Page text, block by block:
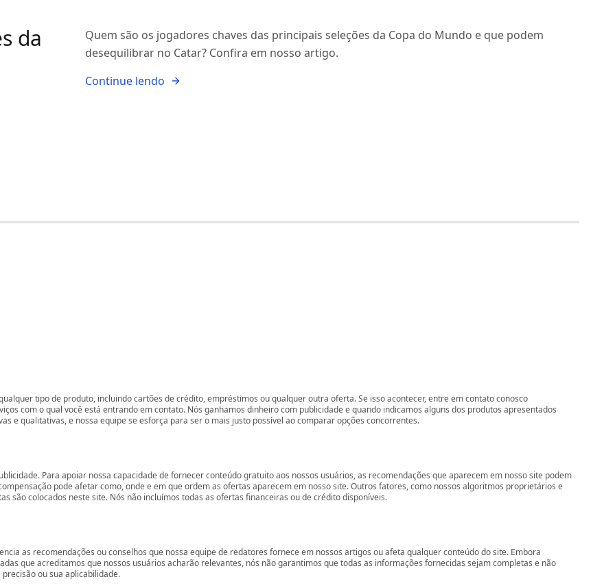
da
Quem são os jogadores chaves das principais seleções da Copa do Mundo e que podem
desequilibrar no Catar? Confira em nosso artigo.
Continue lendo
tipo de produto, incluindo cartões de crédito, empréstimos ou qualquer outra oferta. Se isso acontecer, entre em contato conosco
com o qual você está entrando em contato. Nós ganhamos dinheiro com publicidade e quando indicamos alguns dos produtos apresentados
e qualitativas, e nossa equipe se esforça para ser o mais justo possível ao comparar opções concorrentes.
Para apoiar nossa capacidade de fornecer conteúdo gratuito aos nossos usuários, as recomendações que aparecem em nosso site podem
pode afetar como, onde e em que ordem as ofertas aparecem em nosso site. Outros fatores, como nossos algoritmos proprietários e
são colocados neste site. Nós não incluímos todas as ofertas financeiras ou de crédito disponíveis.
as recomendações ou conselhos que nossa equipe de redatores fornece em nossos artigos ou afeta qualquer conteúdo do site. Embora
que acreditamos que nossos usuários acharão relevantes, nós não garantimos que todas as informações fornecidas sejam completas e não
ou sua aplicabilidade.